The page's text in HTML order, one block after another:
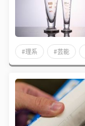
#理系 #芸能